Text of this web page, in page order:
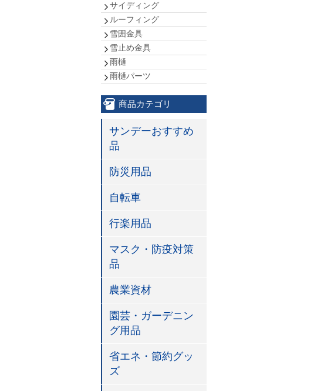
サイディング
ルーフィング
雪囲金具
雪止め金具
雨樋
雨樋パーツ
商品カテゴリ
サンデーおすすめ
品
防災用品
自転車
行楽用品
マスク・防疫対策
品
農業資材
園芸・ガーデニン
グ用品
省エネ・節約グッ
ズ